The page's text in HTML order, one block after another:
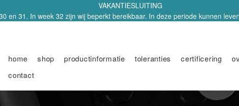
VAKANTIESLUITING
en 31. In week 32 zijn wij beperkt bereikbaar. In deze periode kunnen
home shop productinformatie toleranties certificering
contact